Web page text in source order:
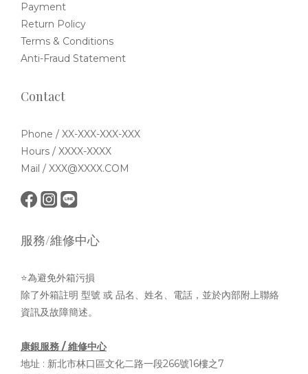
Payment
Return Policy
Terms & Conditions
Anti-Fraud Statement
Contact
Phone / XX-XXX-XXX-XXX
Hours / XXXX-XXXX
Mail / XXX@XXXX.COM
服務/維修中心
⭐為避免外箱污損
除了外箱註明 型號 或 品名、姓名、電話，並於內部附上聯絡
資訊及故障簡述。
康銀服務 / 維修中心
地址 : 新北市林口區文化二路一段266號16樓之7